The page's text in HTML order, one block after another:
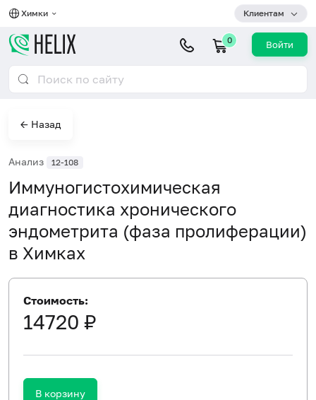
Химки Клиентам
0 Войти
← Назад
Анализ 12-108
Иммуногистохимическая
диагностика хронического
эндометрита (фаза пролиферации)
в Химках
Стоимость:
14720 ₽
В корзину